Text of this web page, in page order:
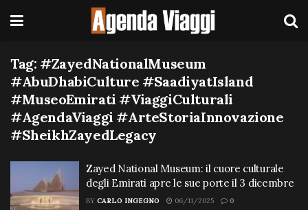
Tag: #ZayedNationalMuseum
#AbuDhabiCulture #SaadiyatIsland
#MuseoEmirati #ViaggiCulturali
#AgendaViaggi #ArteStoriaInnovazione
#SheikhZayedLegacy
Zayed National Museum: il cuore culturale
degli Emirati apre le sue porte il 3 dicembre
BY CARLO INGEGNO 06/11/2025 0